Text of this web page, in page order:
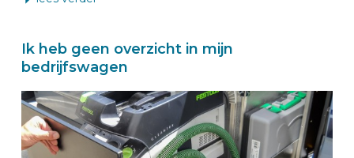
Ik heb geen overzicht in mijn
bedrijfswagen